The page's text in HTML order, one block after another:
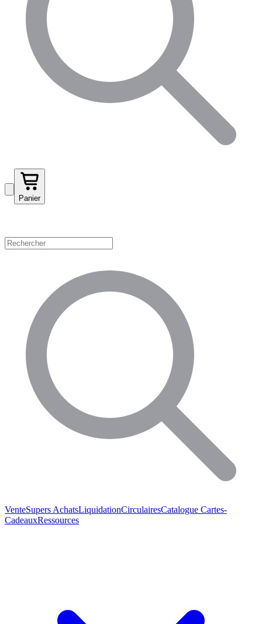
Panier
VenteSupers AchatsLiquidationCirculairesCatalogue Cartes-
CadeauxRessources